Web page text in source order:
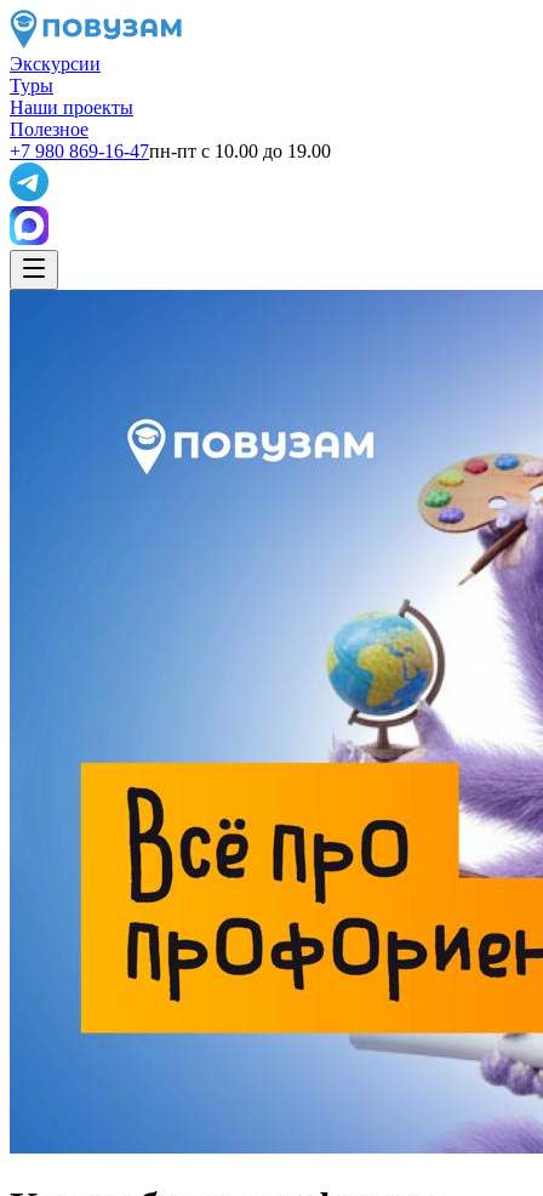
Экскурсии
Туры
Наши проекты
Полезное
+7 980 869-16-47пн-пт с 10.00 до 19.00